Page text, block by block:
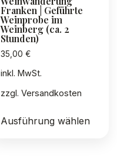
Franken | Geführte
Weinprobe im
Weinberg (ca. 2
Stunden)
35,00€
inkl. MwSt.
zzgl.Versandkosten
Ausführung wählen